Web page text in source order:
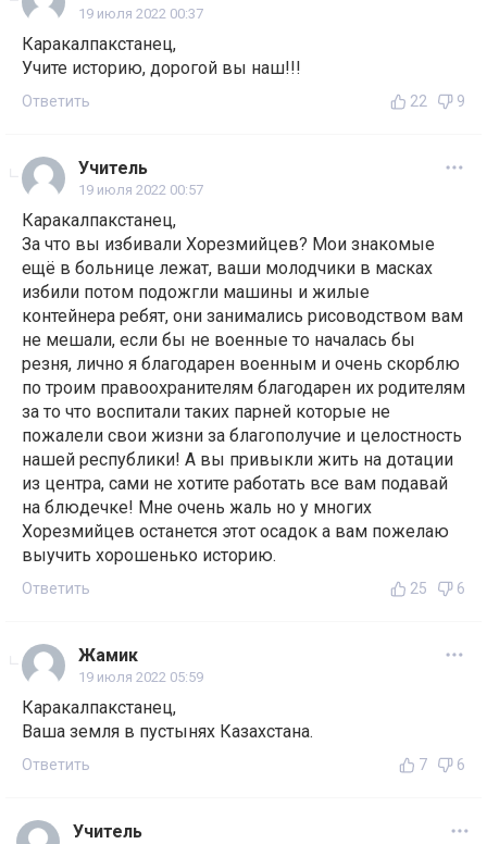
19 июля 2022 00:37
Каракалпакстанец,
Учите историю, дорогой вы наш!!!
Ответить 22 9
Учитель
19 июля 2022 00:57
Каракалпакстанец,
За что вы избивали Хорезмийцев? Мои знакомые
ещё в больнице лежат, ваши молодчики в масках
избили потом подожгли машины и жилые
контейнера ребят, они занимались рисоводством вам
не мешали, если бы не военные то началась бы
резня, лично я благодарен военным и очень скорблю
по троим правоохранителям благодарен их родителям
за то что воспитали таких парней которые не
пожалели свои жизни за благополучие и целостность
нашей республики! А вы привыкли жить на дотации
из центра, сами не хотите работать все вам подавай
на блюдечке! Мне очень жаль но у многих
Хорезмийцев останется этот осадок а вам пожелаю
выучить хорошенько историю.
Ответить 25 6
Жамик
19 июля 2022 05:59
Каракалпакстанец,
Ваша земля в пустынях Казахстана.
Ответить 7 6
Учитель